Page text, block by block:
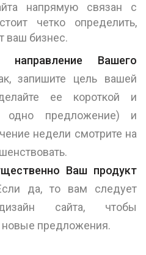
напрямую связан с
четко определить,
ваш бизнес.
направление Вашего
запишите цель вашей
ее короткой и
одно предложение) и
недели смотрите на
Ваш продукт
да, то вам следует
сайта, чтобы
новые предложения.